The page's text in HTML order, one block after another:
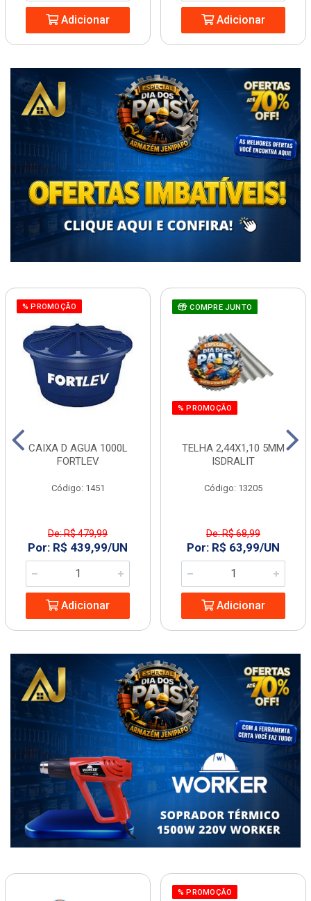
Adicionar Adicionar
% PROMOÇÃO
CAIXA D AGUA 1000L
FORTLEV
Código: 1451
De: R$ 479,99
Por: R$ 439,99/UN
Adicionar
COMPRE JUNTO
% PROMOÇÃO
TELHA 2,44X1,10 5MM
ISDRALIT
Código: 13205
De: R$ 68,99
Por: R$ 63,99/UN
Adicionar
% PROMOÇÃO